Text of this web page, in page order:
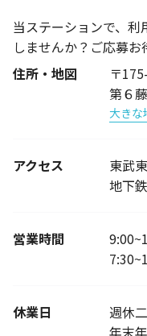
当ステーションで、
しませんか？ご応募お
住所・地図
〒
第６
大きな
アクセス
東武
地下
営業時間
休業日
週休
年末